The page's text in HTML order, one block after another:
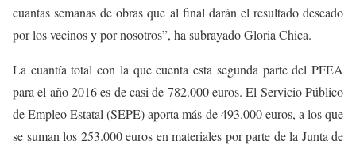
cuantas semanas de obras que al final darán el resultado deseado
por los vecinos y por nosotros”, ha subrayado Gloria Chica.
La cuantía total con la que cuenta esta segunda parte del PFEA
para el año 2016 es de casi de 782.000 euros. El Servicio Público
de Empleo Estatal (SEPE) aporta más de 493.000 euros, a los que
se suman los 253.000 euros en materiales por parte de la Junta de